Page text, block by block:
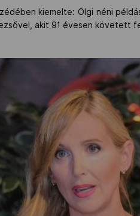
kiemelte: Olgi néni
akit 91 évesen követett